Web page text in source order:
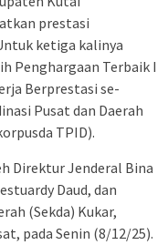
prestasi
ketiga kalinya
Penghargaan Terbaik I
Berprestasi se-
Pusat dan Daerah
TPID).
Direktur Jenderal Bina
Daud, dan
(Sekda) Kukar,
pada Senin (8/12/25).